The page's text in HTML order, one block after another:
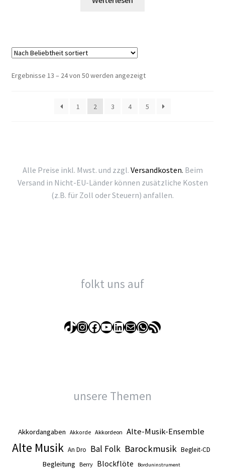
Ergebnisse 13 – 24 von 50 werden angezeigtNach
1
2 3 4 5
Alle Preise inkl. Mwst. und zzgl. Versandkosten. Beim
Versand in Nicht-EU-Länder können zusätzliche Kosten
(z.B. für Zoll oder Steuern) anfallen.
folkt uns auf
TikTok
Instagram
Facebook
YouTube
LinkedIn
E-MailWhatsApp
RSS-Feed
unsere Themen
Akkordangaben Akkorde Akkordeon Alte-Musik-Ensemble
Alte Musik An Dro Bal Folk Barockmusik Begleit-CD
Begleitung Berry Blockflöte Borduninstrument